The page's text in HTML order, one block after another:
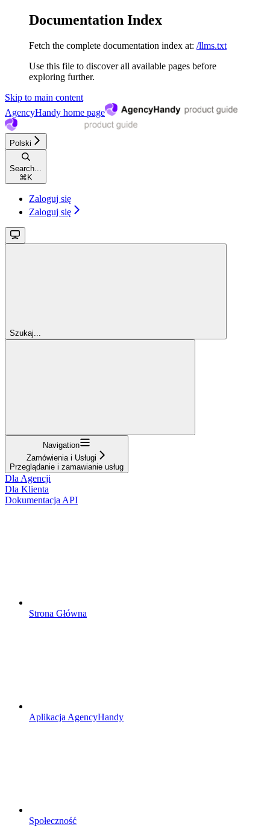
Documentation Index
Fetch the complete documentation index at: /llms.txt
Use this file to discover all available pages before
exploring further.
Skip to main content
AgencyHandy home page
Polski
Search...
⌘ K
Zaloguj się
Zaloguj się
Szukaj...
Navigation
Zamówienia i Usługi
Przeglądanie i zamawianie usług
Dla Agencji
Dla Klienta
Dokumentacja API
Strona Główna
Aplikacja AgencyHandy
Społeczność